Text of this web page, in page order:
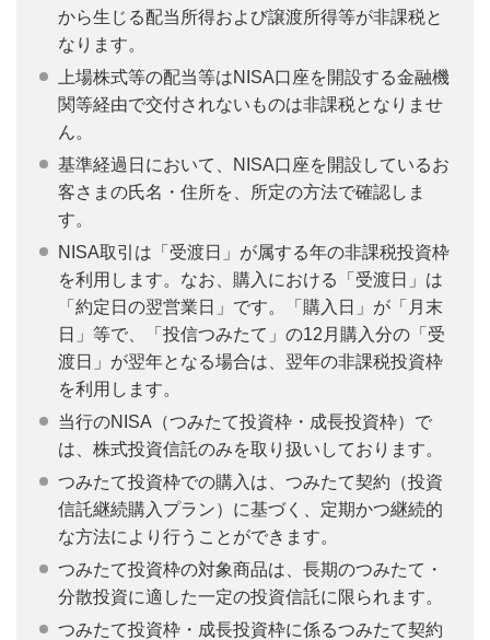
から生じる配当所得および譲渡所得等が非課税と
なります。
上場株式等の配当等はNISA口座を開設する金融機
関等経由で交付されないものは非課税となりませ
ん。
基準経過日において、NISA口座を開設しているお
客さまの氏名・住所を、所定の方法で確認しま
す。
NISA取引は「受渡日」が属する年の非課税投資枠
を利用します。なお、購入における「受渡日」は
「約定日の翌営業日」です。「購入日」が「月末
日」等で、「投信つみたて」の12月購入分の「受
渡日」が翌年となる場合は、翌年の非課税投資枠
を利用します。
当行のNISA（つみたて投資枠・成長投資枠）で
は、株式投資信託のみを取り扱いしております。
つみたて投資枠での購入は、つみたて契約（投資
信託継続購入プラン）に基づく、定期かつ継続的
な方法により行うことができます。
つみたて投資枠の対象商品は、長期のつみたて・
分散投資に適した一定の投資信託に限られます。
つみたて投資枠・成長投資枠に係るつみたて契約